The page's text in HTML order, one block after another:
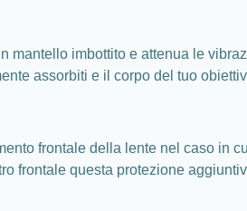
mantello imbottito e attenua le
assorbiti e il corpo del tuo
frontale della lente nel caso in
frontale questa protezione